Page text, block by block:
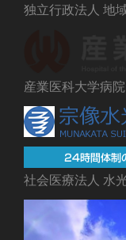
独立行政法人 地
産業医科大学病院
社会医療法人 水